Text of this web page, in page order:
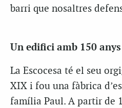
barri que nosaltres
Un edifici amb 150
La Escocesa té el seu
XIX i fou una fàbrica
família Paul. A partir de